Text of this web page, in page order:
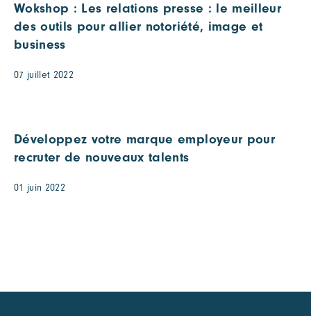
Wokshop : Les relations presse : le meilleur
des outils pour allier notoriété, image et
business
07 juillet 2022
Développez votre marque employeur pour
recruter de nouveaux talents
01 juin 2022